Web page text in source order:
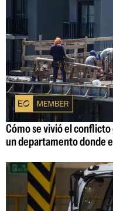
Cómo se vivió el
un departamento donde